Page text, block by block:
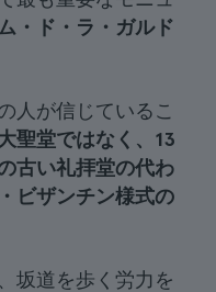
・ド・ラ・ガルド
人が信じているこ
聖堂ではなく、 13
古い礼拝堂の代わ
ビザンチン様式の
坂道を歩く労力を